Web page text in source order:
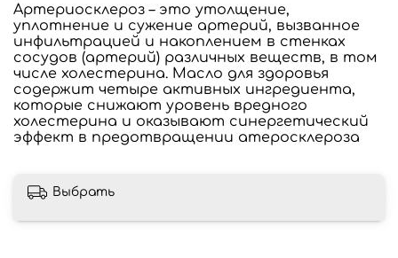
Артериосклероз – это утолщение,
уплотнение и сужение артерий, вызванное
инфильтрацией и накоплением в стенках
сосудов (артерий) различных веществ, в том
числе холестерина. Масло для здоровья
содержит четыре активных ингредиента,
которые снижают уровень вредного
холестерина и оказывают синергетический
эффект в предотвращении атеросклероза
Выбрать